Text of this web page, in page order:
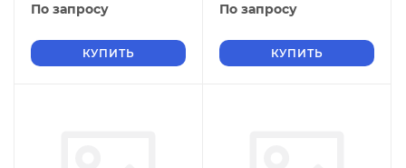
По запросу
КУПИТЬ
По запросу
КУПИТЬ